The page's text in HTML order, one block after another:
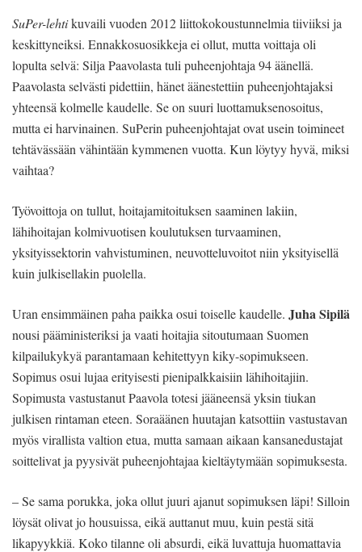
SuPer-lehtikuvaili vuoden 2012 liittokokoustunnelmia tiiviiksi ja
keskittyneiksi. Ennakkosuosikkeja ei ollut, mutta voittaja oli
lopulta selvä: Silja Paavolasta tuli puheenjohtaja 94 äänellä.
Paavolasta selvästi pidettiin, hänet äänestettiin puheenjohtajaksi
yhteensä kolmelle kaudelle. Se on suuri luottamuksenosoitus,
mutta ei harvinainen. SuPerin puheenjohtajat ovat usein toimineet
tehtävässään vähintään kymmenen vuotta. Kun löytyy hyvä, miksi
vaihtaa?
Työvoittoja on tullut, hoitajamitoituksen saaminen lakiin,
lähihoitajan kolmivuotisen koulutuksen turvaaminen,
yksityissektorin vahvistuminen, neuvotteluvoitot niin yksityisellä
kuin julkisellakin puolella.
Uran ensimmäinen paha paikka osui toiselle kaudelle. Juha Sipilä
nousi pääministeriksi ja vaati hoitajia sitoutumaan Suomen
kilpailukykyä parantamaan kehitettyyn kiky-sopimukseen.
Sopimus osui lujaa erityisesti pienipalkkaisiin lähihoitajiin.
Sopimusta vastustanut Paavola totesi jääneensä yksin tiukan
julkisen rintaman eteen. Soraäänen huutajan katsottiin vastustavan
myös virallista valtion etua, mutta samaan aikaan kansanedustajat
soittelivat ja pyysivät puheenjohtajaa kieltäytymään sopimuksesta.
– Se sama porukka, joka ollut juuri ajanut sopimuksen läpi! Silloin
löysät olivat jo housuissa, eikä auttanut muu, kuin pestä sitä
likapyykkiä. Koko tilanne oli absurdi, eikä luvattuja huomattavia